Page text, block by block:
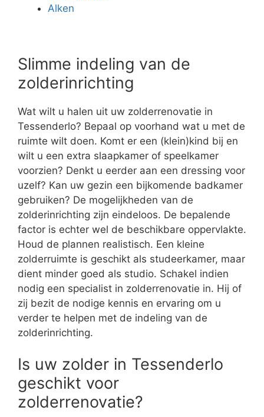
Alken
Slimme indeling van de
zolderinrichting
Wat wilt u halen uit uw zolderrenovatie in
Tessenderlo? Bepaal op voorhand wat u met de
ruimte wilt doen. Komt er een (klein)kind bij en
wilt u een extra slaapkamer of speelkamer
voorzien? Denkt u eerder aan een dressing voor
uzelf? Kan uw gezin een bijkomende badkamer
gebruiken? De mogelijkheden van de
zolderinrichting zijn eindeloos. De bepalende
factor is echter wel de beschikbare oppervlakte.
Houd de plannen realistisch. Een kleine
zolderruimte is geschikt als studeerkamer, maar
dient minder goed als studio. Schakel indien
nodig een specialist in zolderrenovatie in. Hij of
zij bezit de nodige kennis en ervaring om u
verder te helpen met de indeling van de
zolderinrichting.
Is uw zolder in Tessenderlo
geschikt voor
zolderrenovatie?